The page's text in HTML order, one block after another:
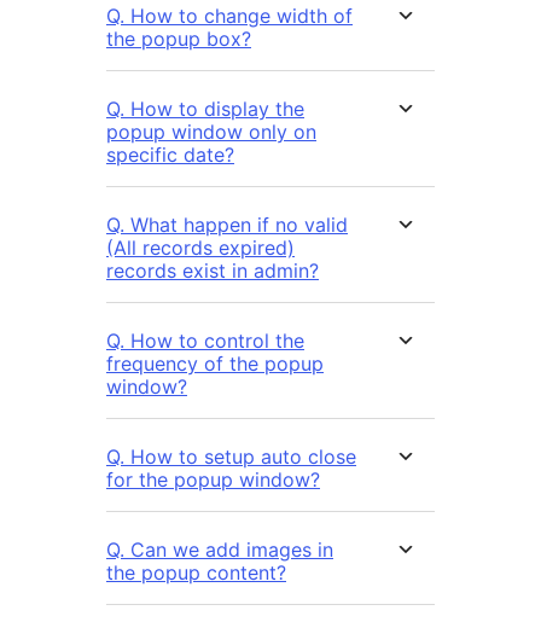
Q. How to change width of
the popup box?
Q. How to display the
popup window only on
specific date?
Q. What happen if no valid
(All records expired)
records exist in admin?
Q. How to control the
frequency of the popup
window?
Q. How to setup auto close
for the popup window?
Q. Can we add images in
the popup content?